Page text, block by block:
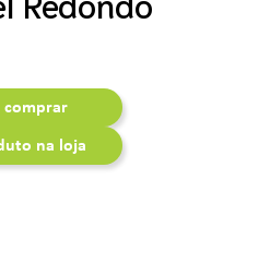
comprar
na loja